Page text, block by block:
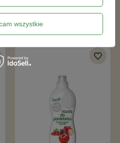
przypadku kontaktu zbierz
wszystkie